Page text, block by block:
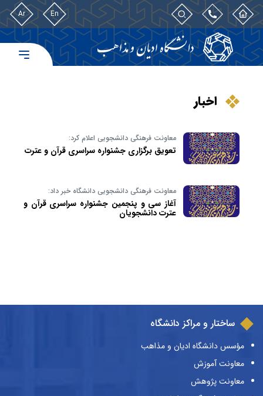
En
Ar
اخبار
معاونت فرهنگی دانشجویی اعلام کرد:
تعویق برگزاری جشنواره سراسری قرآن و عترت
معاونت فرهنگی دانشجویی دانشگاه خبر داد:
آغاز سی و پنجمین جشنواره سراسری قرآن و
عترت دانشجویان
ساختار و مراکز دانشگاه
مؤسس دانشگاه ادیان و مذاهب
معاونت آموزش
معاونت پژوهش